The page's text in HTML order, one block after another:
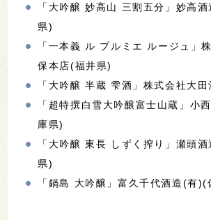
「大吟醸 妙高山 三割五分」妙高
県)
「一本義 ル プルミエ ルージュ」
保本店(福井県)
「大吟醸 半蔵 雫酒」株式会社大
「超特撰白雪大吟醸富士山蔵」小
庫県)
「大吟醸 東長 しずく搾り」瀬頭
県)
「鍋島 大吟醸」富久千代酒造(有)(